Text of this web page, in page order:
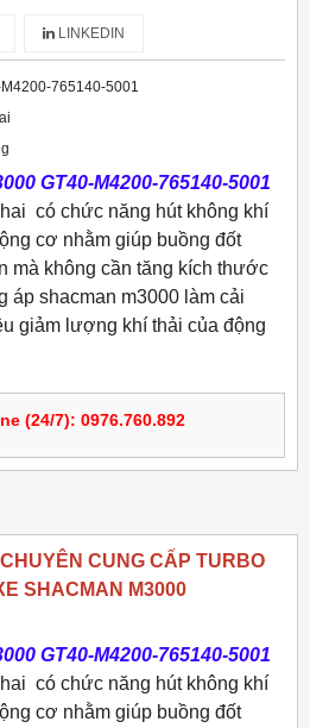
LINKEDIN
765140-5001
GT40-M4200-765140-5001
có chức năng hút không khí
cơ nhằm giúp buồng đốt
mà không cần tăng kích thước
áp shacman m3000 làm cải
giảm lượng khí thải của động
(24/7): 0976.760.892
CUNG CẤP TURBO
SHACMAN M3000
GT40-M4200-765140-5001
có chức năng hút không khí
cơ nhằm giúp buồng đốt